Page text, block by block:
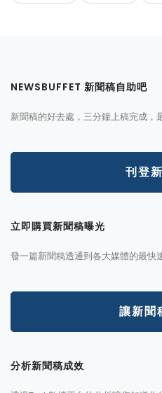
NEWSBUFFET 新聞稿自助吧
新聞稿的好去處，三分鐘上稿完成，
刊登
立即購買新聞稿曝光
發一篇新聞稿透通到各大媒體的最快
讓新聞
分析新聞稿成效